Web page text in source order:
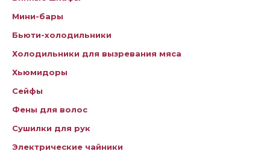
Мини-бары
Бьюти-холодильники
Холодильники для вызревания мяса
Хьюмидоры
Сейфы
Фены для волос
Сушилки для рук
Электрические чайники